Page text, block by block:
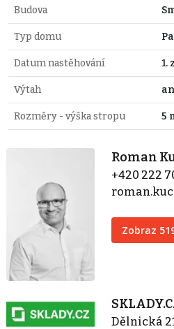
Budova
Typ domu
Datum nastěhování 1.
Výtah
Rozměry - výška stropu 5
Roman
+420 222
Zobraz
Dělnická